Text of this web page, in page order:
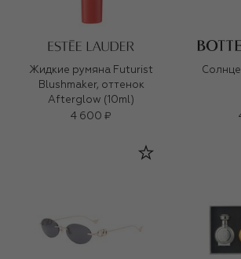
Жидкие румяна Futurist
Blushmaker, оттенок
Afterglow (10ml)
4 600 ₽